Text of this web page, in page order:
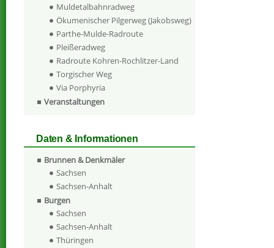
Muldetalbahnradweg
Ökumenischer Pilgerweg (Jakobsweg)
Parthe-Mulde-Radroute
Pleißeradweg
Radroute Kohren-Rochlitzer-Land
Torgischer Weg
Via Porphyria
Veranstaltungen
Daten & Informationen
Brunnen & Denkmäler
Sachsen
Sachsen-Anhalt
Burgen
Sachsen
Sachsen-Anhalt
Thüringen